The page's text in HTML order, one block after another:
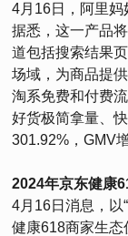
4月16日，阿里妈
据悉，这一产品
道包括搜索结果
场域，为商品提
淘系免费和付费
好货极简拿量、
301.92%，GMV
2024年京东健康
4月16日消息，以
健康618商家生